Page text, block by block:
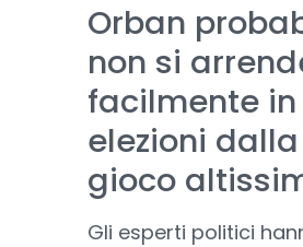
Orban
non si
facilmente
elezioni
gioco
Gli esperti politici